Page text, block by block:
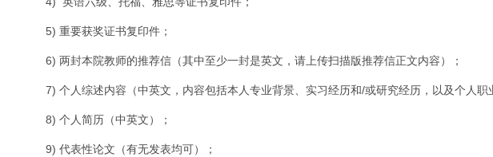
5) 重要获奖证书复印件；
6) 两封本院教师的推荐信（其中至少一封是英文，请上传扫描版推荐信正文内容）；
7) 个人综述内容（中英文，内容包括本人专业背景、实习经历和/或研究经历，以及个人职
8) 个人简历（中英文）；
9) 代表性论文（有无发表均可）；